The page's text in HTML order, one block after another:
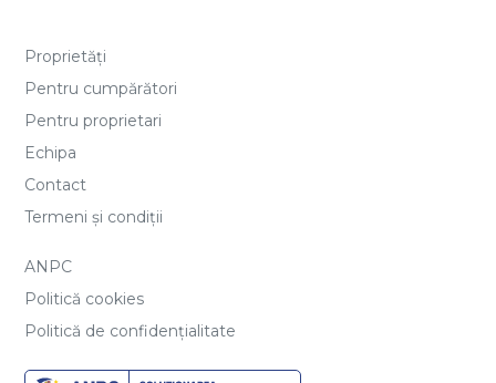
Proprietăți
Pentru cumpărători
Pentru proprietari
Echipa
Contact
Termeni și condiții
ANPC
Politică cookies
Politică de confidențialitate